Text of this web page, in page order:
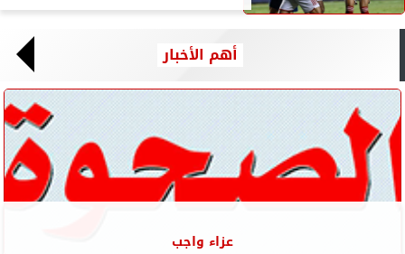
أهم الأخبار
عزاء واجب